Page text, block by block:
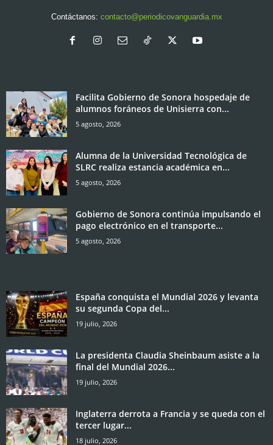
Contáctanos: contacto@periodicovanguardia.mx
Facilita Gobierno de Sonora hospedaje de
alumnos foráneos de Unisierra con...
5 agosto, 2026
Alumna de la Universidad Tecnológica de
SLRC realiza estancia académica en...
5 agosto, 2026
Gobierno de Sonora continúa impulsando el
pago electrónico en el transporte...
5 agosto, 2026
España conquista el Mundial 2026 y levanta
su segunda Copa del...
19 julio, 2026
La presidenta Claudia Sheinbaum asiste a la
final del Mundial 2026...
19 julio, 2026
Inglaterra derrota a Francia y se queda con el
tercer lugar...
18 julio, 2026